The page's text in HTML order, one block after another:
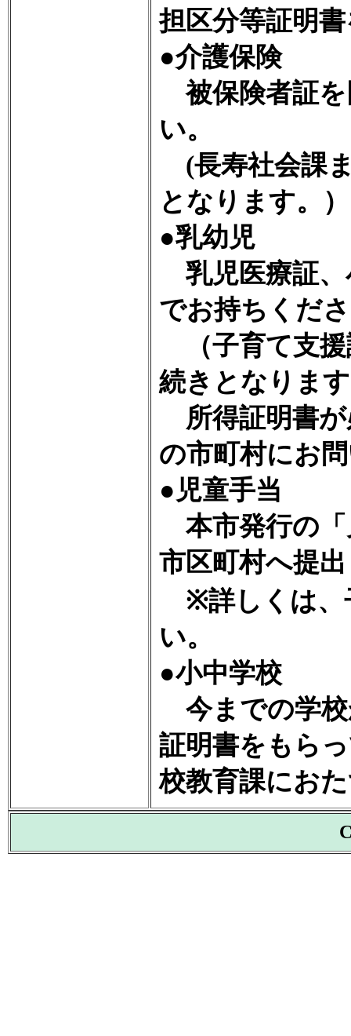
担区分等証明
●介護保険
被保険者証を
い。
(長寿社会課
となります。）
●乳幼児
乳児医療証、
でお持ちくだ
（子育て支援
続きとなりま
所得証明書が
の市町村にお
●児童手当
本市発行の「
市区町村へ提
※詳しくは、
い。
●小中学校
今までの学校
証明書をもら
校教育課にお